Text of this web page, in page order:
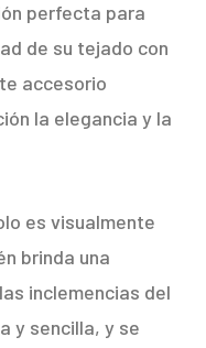
perfecta para
de su tejado con
accesorio
la elegancia y la
es visualmente
brinda una
inclemencias del
y sencilla, y se